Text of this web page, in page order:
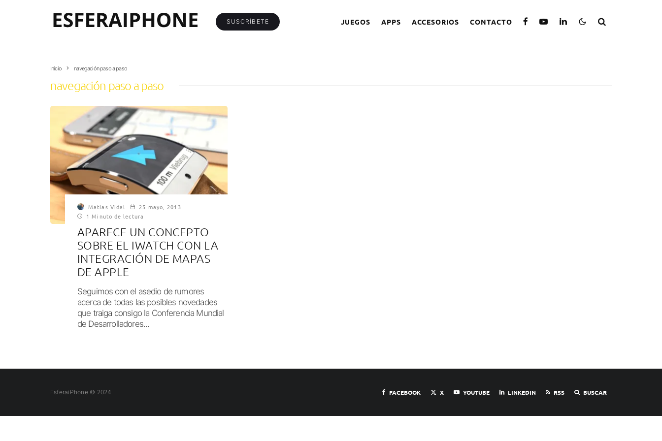
SUSCRÍBETE JUEGOS APPS ACCESORIOS CONTACTO
Inicio navegación paso a paso
navegación paso a paso
Matías Vidal
25 mayo, 2013
1 Minuto de lectura
APARECE UN CONCEPTO
SOBRE EL IWATCH CON LA
INTEGRACIÓN DE MAPAS
DE APPLE
Seguimos con el asedio de rumores
acerca de todas las posibles novedades
que traiga consigo la Conferencia Mundial
de Desarrolladores...
EsferaiPhone © 2024 FACEBOOK X YOUTUBE LINKEDIN RSS BUSCAR